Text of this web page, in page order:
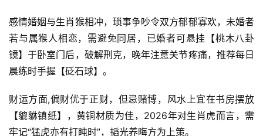
感情婚姻与生肖猴相冲，琐事争吵令双方郁郁寡欢，未婚者
若与属猴人相恋，需避免同居，已婚者可悬挂【桃木八卦
镜】于卧室门后，破解刑克，晚年注意关节疼痛，推荐每日
晨练时手握【砭石球】。
财运方面,偏财优于正财，但忌赌博，风水上宜在书房摆放
【貔貅镇纸】，黄铜材质为佳，2026年对生肖虎而言，需
牢记“猛虎亦有打盹时”，韬光养晦方为上策。